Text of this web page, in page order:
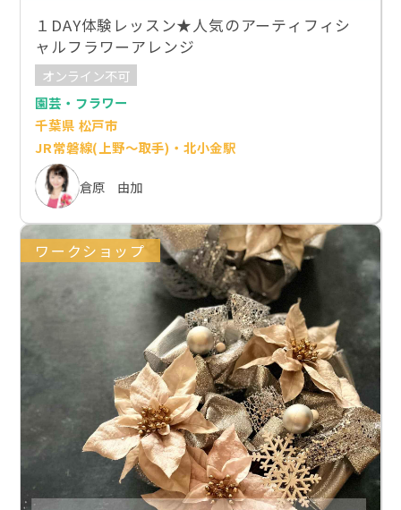
１DAY体験レッスン★人気のアーティフィシ
ャルフラワーアレンジ
オンライン不可
園芸・フラワー
千葉県 松戸市
JR常磐線(上野～取手)・北小金駅
倉原 由加
ワークショップ